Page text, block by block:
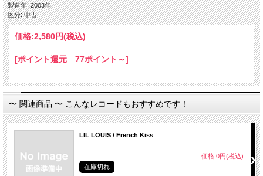
製造年: 2003年
区分: 中古
価格:2,580円(税込)
[ポイント還元 77ポイント～]
〜 関連商品 〜 こんなレコードもおすすめです！
LIL LOUIS / French Kiss
価格:0円(税込)
在庫切れ